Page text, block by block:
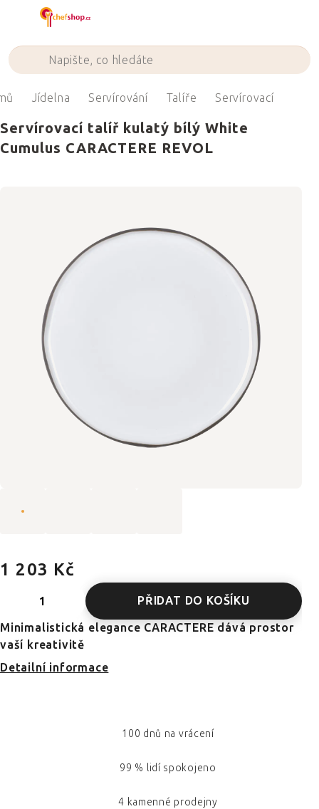
Jídelna Servírování Talíře Servírovací
Servírovací talíř kulatý bílý White
Cumulus CARACTERE REVOL
1 203 Kč
PŘIDAT DO KOŠÍKU
Minimalistická elegance CARACTERE dává prostor
vaší kreativitě
Detailní informace
100 dnů na vrácení
99 % lidí spokojeno
4 kamenné prodejny